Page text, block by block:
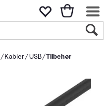
Kabler USB Tilbehør